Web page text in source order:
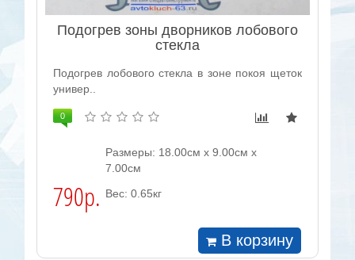
Подогрев зоны дворников лобового
стекла
Подогрев лобового стекла в зоне покоя щеток
универ..
0
790р.
Размеры: 18.00см x 9.00см x
7.00см
Вес: 0.65кг
В корзину